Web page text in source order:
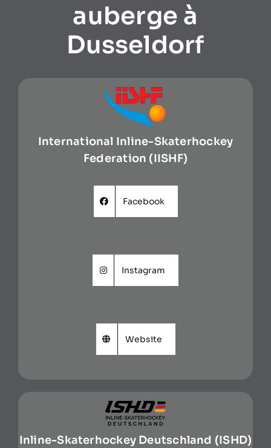
auberge à
Dusseldorf
International Inline-Skaterhockey
Federation (IISHF)
Facebook
Instagram
Website
Inline-Skaterhockey Deutschland (ISHD)